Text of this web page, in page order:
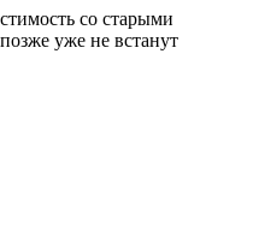
со старыми
уже не встанут